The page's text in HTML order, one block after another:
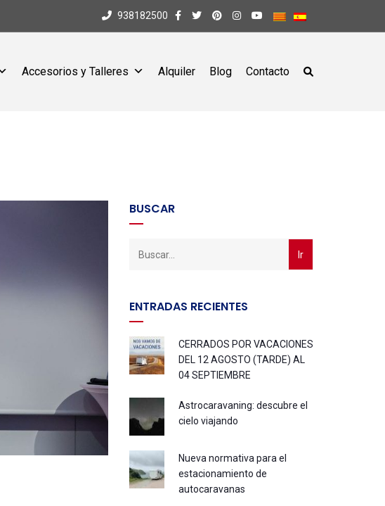
938182500
Accesorios y Talleres Alquiler Blog Contacto
BUSCAR
ENTRADAS RECIENTES
CERRADOS POR VACACIONES
DEL 12 AGOSTO (TARDE) AL
04 SEPTIEMBRE
Astrocaravaning: descubre el
cielo viajando
Nueva normativa para el
estacionamiento de
autocaravanas